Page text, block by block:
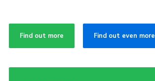
Find out more Find out even more